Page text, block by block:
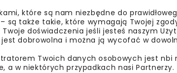
które są nam niezbędne do
są także takie, które wymagają Twojej
doświadczenia jeśli jesteś naszym
dobrowolna i można ją wycofać w
Twoich danych osobowych jest nbi
a w niektórych przypadkach nasi Partnerzy.